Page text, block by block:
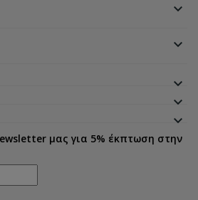
keyboard_arrow_down
keyboard_arrow_down
keyboard_arrow_down
keyboard_arrow_down
keyboard_arrow_down
μας για 5% έκπτωση στην